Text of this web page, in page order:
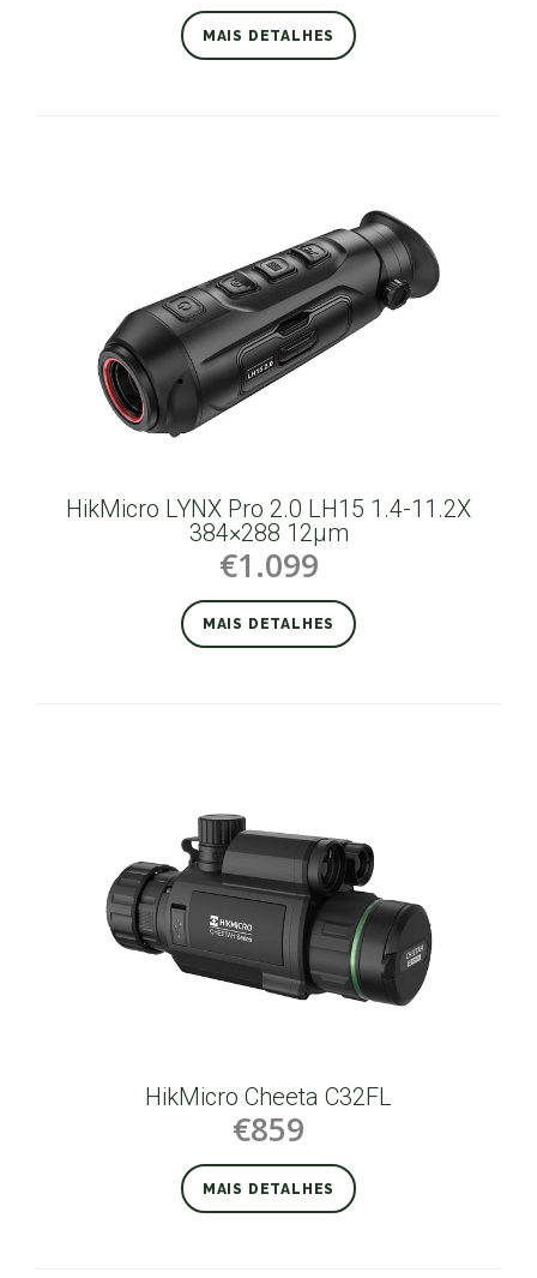
MAIS DETALHES
HikMicro LYNX Pro 2.0 LH15 1.4-11.2X
384×288 12µm
€1.099
MAIS DETALHES
HikMicro Cheeta C32FL
€859
MAIS DETALHES